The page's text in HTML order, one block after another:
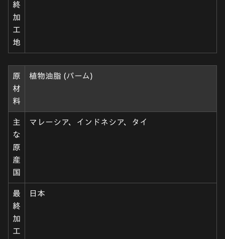
終
加
工
地
原
材
料
植物油脂 (パーム)
主
な
原
産
国
マレーシア、インドネシア、タイ
最
終
加
工
日本